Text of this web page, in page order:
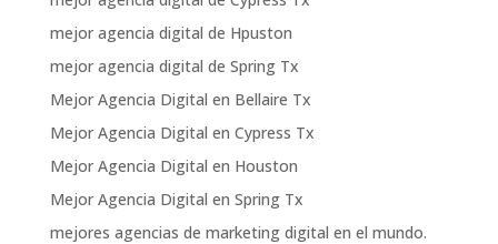
mejor agencia digital de Hpuston
mejor agencia digital de Spring Tx
Mejor Agencia Digital en Bellaire Tx
Mejor Agencia Digital en Cypress Tx
Mejor Agencia Digital en Houston
Mejor Agencia Digital en Spring Tx
mejores agencias de marketing digital en el mundo.